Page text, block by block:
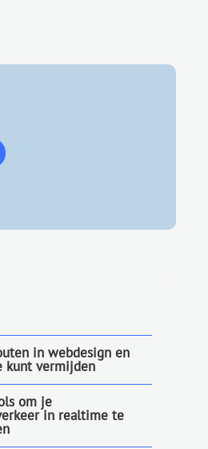
in webdesign en
kunt vermijden
om je
in realtime te